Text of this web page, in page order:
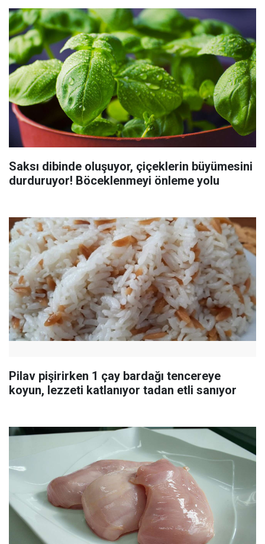
Saksı dibinde oluşuyor, çiçeklerin büyümesini
durduruyor! Böceklenmeyi önleme yolu
Pilav pişirirken 1 çay bardağı tencereye
koyun, lezzeti katlanıyor tadan etli sanıyor